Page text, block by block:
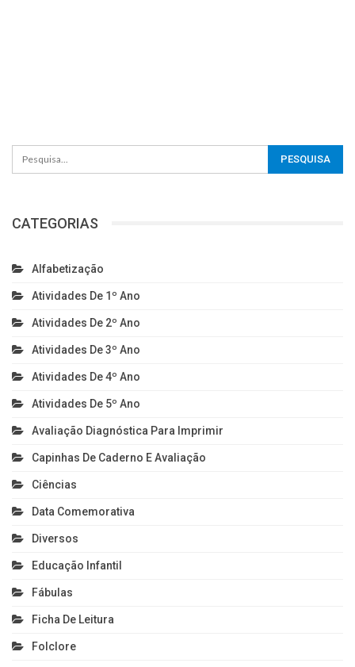
CATEGORIAS
Alfabetização
Atividades De 1º Ano
Atividades De 2º Ano
Atividades De 3º Ano
Atividades De 4º Ano
Atividades De 5º Ano
Avaliação Diagnóstica Para Imprimir
Capinhas De Caderno E Avaliação
Ciências
Data Comemorativa
Diversos
Educação Infantil
Fábulas
Ficha De Leitura
Folclore